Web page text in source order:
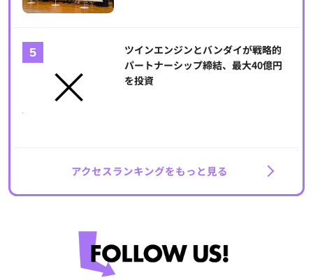
ツインエンジンとバンダイが戦略的
パートナーシップ締結、最大40億円
を投資
アクセスランキングをもっと見る